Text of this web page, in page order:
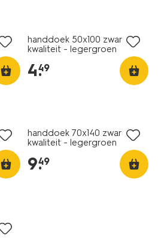
handdoek 50x100 zware
kwaliteit - legergroen
4.
49
handdoek 70x140 zware
kwaliteit - legergroen
9.
49